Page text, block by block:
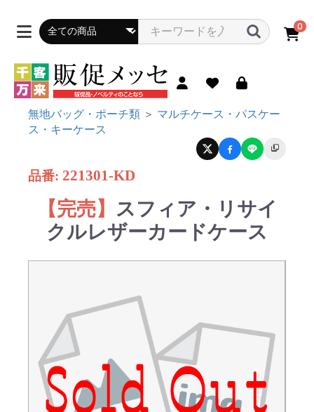
0
無地バッグ・ポーチ類 ＞ マルチケース・パスケー
ス・キーケース
品番: 221301-KD
【完売】 スフィア・リサイ
クルレザーカードケース